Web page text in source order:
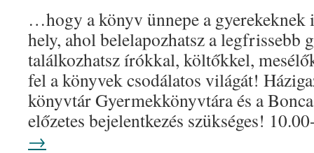
…hogy a könyv ünnepe a gyerekeknek
hely, ahol belelapozhatsz a legfrissebb
találkozhatsz írókkal, költőkkel,
fel a könyvek csodálatos világát!
könyvtár Gyermekkönyvtára és a
előzetes bejelentkezés szükséges!
→